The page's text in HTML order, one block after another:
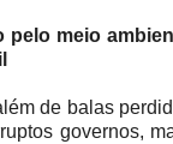
pelo meio
de balas
governos,